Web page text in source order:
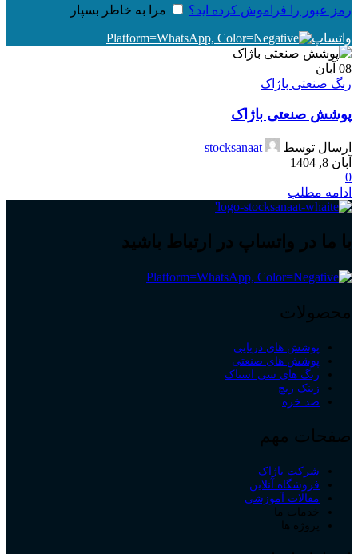
رمز عبور را فراموش کرده اید؟ مرا به خاطر بسپار
واتساپ
08 آبان
رنگ صنعتی باژاک
پوشش صنعتی باژاک
ارسال توسط
stocksanaat
آبان 8, 1404
0
ادامه مطلب
با ما در واتساپ در ارتباط باشید
محصولات
پوشش های دریایی
پوشش های صنعتی
رنگ های سی استاک
زینک ریچ
ضد خزه
صفحات مهم
شرکت باژاک
فروشگاه آنلاین
مقالات آموزشی
خدمات ما
پروژه ها